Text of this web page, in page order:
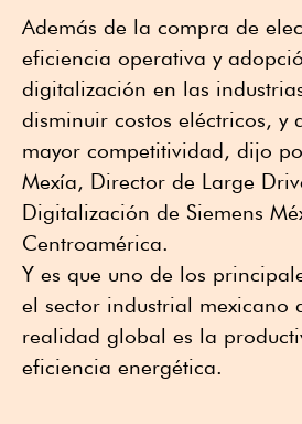
Además de la compra de
eficiencia operativa y
digitalización en las
disminuir costos eléctricos, y
mayor competitividad, dijo
Mexía, Director de Large
Digitalización de Siemens
Centroamérica.
Y es que uno de los
el sector industrial mexicano
realidad global es la
eficiencia energética.